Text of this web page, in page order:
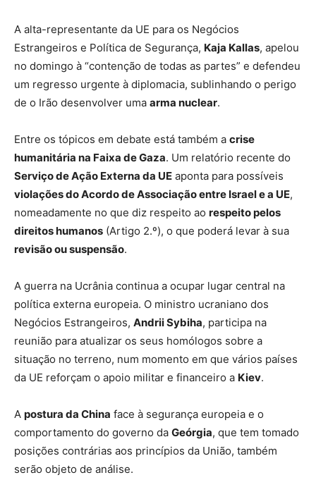
A alta-representante da UE para os Negócios
Estrangeiros e Política de Segurança, Kaja Kallas, apelou
no domingo à “contenção de todas as partes” e defendeu
um regresso urgente à diplomacia, sublinhando o perigo
de o Irão desenvolver uma arma nuclear.
Entre os tópicos em debate está também a crise
humanitária na Faixa de Gaza. Um relatório recente do
Serviço de Ação Externa da UE aponta para possíveis
violações do Acordo de Associação entre Israel e a UE,
nomeadamente no que diz respeito ao respeito pelos
direitos humanos (Artigo 2.º), o que poderá levar à sua
revisão ou suspensão.
A guerra na Ucrânia continua a ocupar lugar central na
política externa europeia. O ministro ucraniano dos
Negócios Estrangeiros, Andrii Sybiha, participa na
reunião para atualizar os seus homólogos sobre a
situação no terreno, num momento em que vários países
da UE reforçam o apoio militar e financeiro a Kiev.
A postura da China face à segurança europeia e o
comportamento do governo da Geórgia, que tem tomado
posições contrárias aos princípios da União, também
serão objeto de análise.